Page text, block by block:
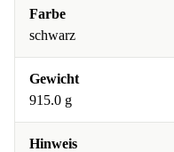
Farbe
schwarz
Gewicht
915.0 g
Hinweis